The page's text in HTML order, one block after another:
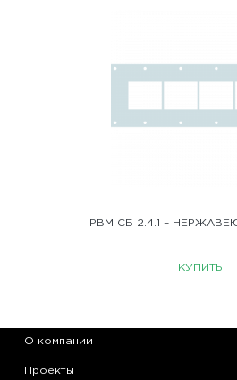
РВМ СБ 2.4.1 –
КУПИТЬ
О компании
Проекты